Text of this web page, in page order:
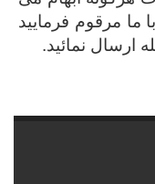
ما مرقوم فرمایید
ارسال نمائید.